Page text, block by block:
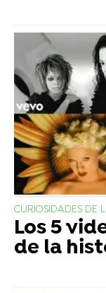
CURIOSIDADES DE
Los 5
de la